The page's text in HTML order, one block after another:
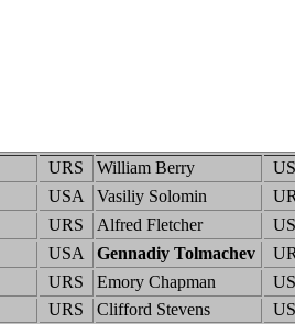
URS William Berry
USA Vasiliy Solomin
URS Alfred Fletcher
USA Gennadiy Tolmachev
URS Emory Chapman
URS Clifford Stevens